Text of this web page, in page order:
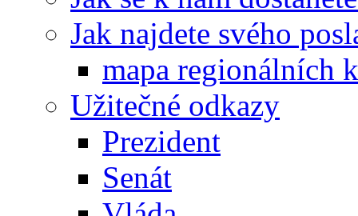
Jak najdete svého
mapa regionálních
Užitečné odkazy
Prezident
Senát